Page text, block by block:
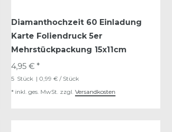
Diamanthochzeit 60 Einladung
Karte Foliendruck 5er
Mehrstückpackung 15x11cm
4,95 € *
5 Stück | 0,99 € / Stück
* inkl. ges. MwSt. zzgl. Versandkosten